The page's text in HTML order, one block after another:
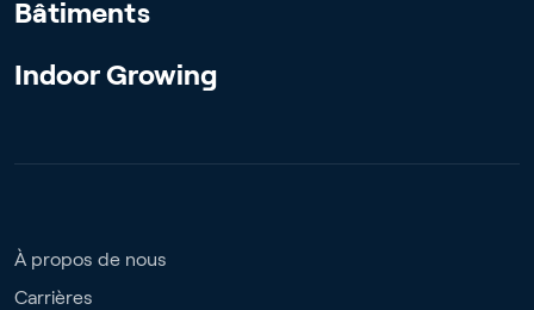
Bâtiments
Indoor Growing
À propos de nous
Carrières